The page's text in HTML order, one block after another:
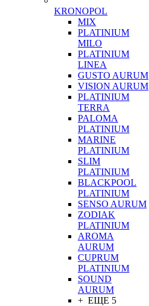
KRONOPOL
MIX
PLATINIUM
MILO
PLATINIUM
LINEA
GUSTO AURUM
VISION AURUM
PLATINIUM
TERRA
PALOMA
PLATINIUM
MARINE
PLATINIUM
SLIM
PLATINIUM
BLACKPOOL
PLATINIUM
SENSO AURUM
ZODIAK
PLATINIUM
AROMA
AURUM
CUPRUM
PLATINIUM
SOUND
AURUM
+ ЕЩЕ 5